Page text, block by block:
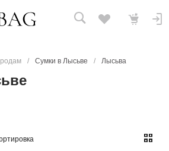
/ Сумки в Лысьве / Лысьва